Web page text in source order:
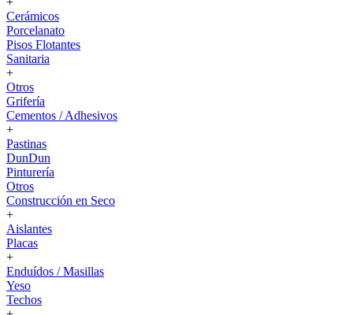
Cerámicos
Porcelanato
Pisos Flotantes
Sanitaria
+
Otros
Grifería
Cementos / Adhesivos
+
Pastinas
DunDun
Pinturería
Otros
Construcción en Seco
+
Aislantes
Placas
+
Enduídos / Masillas
Yeso
Techos